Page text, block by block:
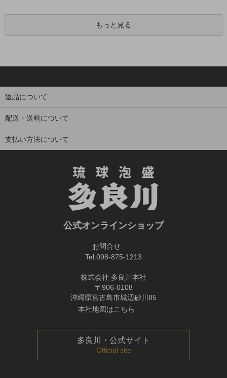
もっと見る
返品について
配送・送料について
支払い方法について
公式オンラインショップ
お問合せ
Tel:098-875-1213
株式会社 多良川本社
〒906-0108
沖縄県宮古島市城辺砂川85
本社地図はこちら
多良川・公式サイト
Official site